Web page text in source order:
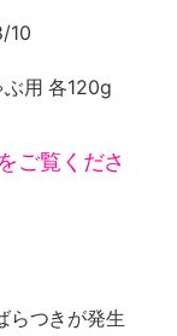
10
用 各120g
ご覧くださ
らつきが発生